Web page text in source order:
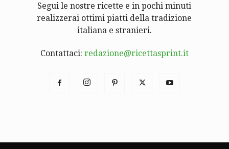
Segui le nostre ricette e in pochi minuti
realizzerai ottimi piatti della tradizione
italiana e stranieri.
Contattaci: redazione@ricettasprint.it